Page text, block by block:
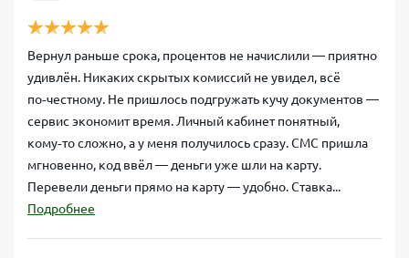
Вернул раньше срока, процентов не начислили — приятно
удивлён. Никаких скрытых комиссий не увидел, всё
по‑честному. Не пришлось подгружать кучу документов —
сервис экономит время. Личный кабинет понятный,
кому‑то сложно, а у меня получилось сразу. СМС пришла
мгновенно, код ввёл — деньги уже шли на карту.
Перевели деньги прямо на карту — удобно. Ставка...
Подробнее